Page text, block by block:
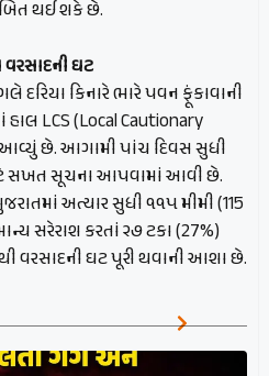
થઈ શકે છે.
ઘટ
દરિયા કિનારે ભારે પવન ફૂંકાવાની
LCS (Local Cautionary
આવ્યું છે. આગામી પાંચ દિવસ સુધી
સખત સૂચના આપવામાં આવી છે.
અત્યાર સુધી ૧૧૫ મીમી (115
સરેરાશ કરતાં ૨૭ ટકા (27%)
વરસાદની ઘટ પૂરી થવાની આશા છે.